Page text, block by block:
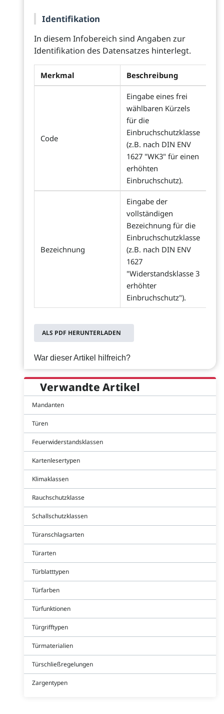
Identifikation
In diesem Infobereich sind Angaben zur
Identifikation des Datensatzes hinterlegt.
Merkmal Beschreibung
Code
Eingabe eines frei
wählbaren Kürzels
für die
Einbruchschutzklasse
(z.B. nach DIN ENV
1627 "WK3" für einen
erhöhten
Einbruchschutz).
Bezeichnung
Eingabe der
vollständigen
Bezeichnung für die
Einbruchschutzklasse
(z.B. nach DIN ENV
1627
"Widerstandsklasse 3
erhöhter
Einbruchschutz").
ALS PDF HERUNTERLADEN
War dieser Artikel hilfreich?
Verwandte Artikel
Mandanten
Türen
Feuerwiderstandsklassen
Kartenlesertypen
Klimaklassen
Rauchschutzklasse
Schallschutzklassen
Türanschlagsarten
Türarten
Türblatttypen
Türfarben
Türfunktionen
Türgrifftypen
Türmaterialien
Türschließregelungen
Zargentypen